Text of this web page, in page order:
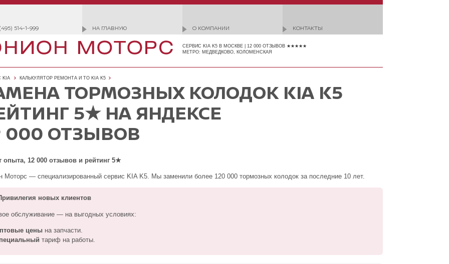
514-1-999 НА ГЛАВНУЮ О КОМПАНИИ КОНТАКТЫ
СЕРВИС KIA K5 В МОСКВЕ | 12 000 ОТЗЫВОВ ★★★★★
МЕТРО: МЕДВЕДКОВО, КОЛОМЕНСКАЯ
KIA КАЛЬКУЛЯТОР РЕМОНТА И ТО KIA K5
ТОРМОЗНЫХ КОЛОДОК KIA K5
5★ НА ЯНДЕКСЕ
000 ОТЗЫВОВ
опыта, 12 000 отзывов и рейтинг 5★
Моторс — специализированный сервис KIA K5. Мы заменили более 120 000 тормозных колодок за последние 10 лет.
новых клиентов
обслуживание — на выгодных условиях:
цены на запчасти.
тариф на работы.